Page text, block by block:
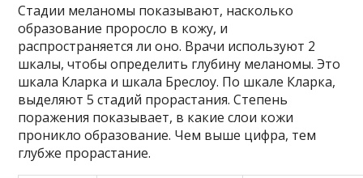
Стадии меланомы показывают, насколько
образование проросло в кожу, и
распространяется ли оно. Врачи используют 2
шкалы, чтобы определить глубину меланомы. Это
шкала Кларка и шкала Бреслоу. По шкале Кларка,
выделяют 5 стадий прорастания. Степень
поражения показывает, в какие слои кожи
проникло образование. Чем выше цифра, тем
глубже прорастание.